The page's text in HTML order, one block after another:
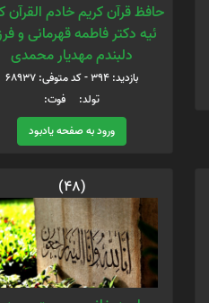
حافظ قرآن کریم خادم القرآن
ئیه دکتر فاطمه قهرمانی و
دلبندم مهدیار محمدی
بازدید: 394 - کد متوفی: 68937
تولد: فوت:
ورود به صفحه یادبود
(48)